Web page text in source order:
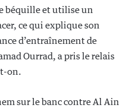
béquille et utilise un
ce qui explique son
d’entraînement de
Ourrad, a pris le relais
t-on.
sur le banc contre Al Ain